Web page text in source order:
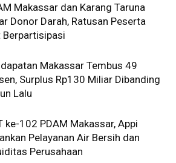
Makassar dan Karang Taruna
Donor Darah, Ratusan Peserta
Berpartisipasi
Makassar Tembus 49
Surplus Rp130 Miliar Dibanding
Lalu
ke-102 PDAM Makassar, Appi
Pelayanan Air Bersih dan
Perusahaan